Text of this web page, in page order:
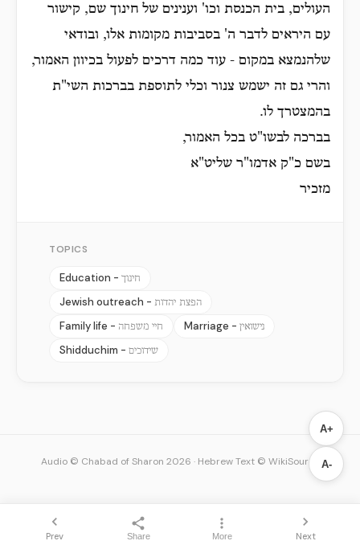
העולים, בית הכנסת וכו' וענינים של חינוך שם, קישור
עם היראים לדבר ה' בסביבות מקומות אלו, ובודאי
שלהנמצא במקום - עוד כמה דרכים לפעול בכיוון האמור,
והרי גם זה ישמש צנור וכלי לתוספת בברכות השי"ת
בהמצטרך לו.
בברכה לבשו"ט בכל האמור,
בשם כ"ק אדמו"ר שליט"א
מזכיר
TOPICS
Education - חינוך
Jewish outreach - הפצת יהדות
Family life - חיי משפחה Marriage - נישואין
Shidduchim - שידוכים
A+
A-
Prev Share More Next
Audio © Chabad of Sharon 2026 · Hebrew Text © WikiSource